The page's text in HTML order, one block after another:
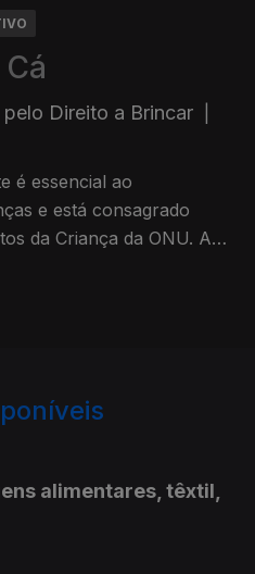
Direito a Brincar
é essencial ao
e está consagrado
da Criança da ONU. A
alimentares, têxtil,